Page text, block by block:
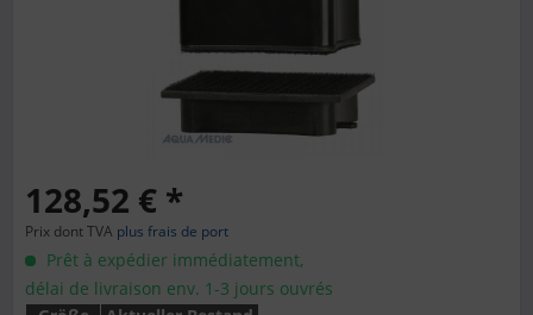
128,52 € *
Prix dont TVA plus frais de port
Prêt à expédier immédiatement,
délai de livraison env. 1-3 jours ouvrés